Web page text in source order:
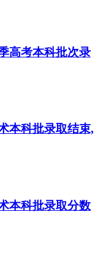
高考本科批次录
本科批录取结束,
本科批录取分数